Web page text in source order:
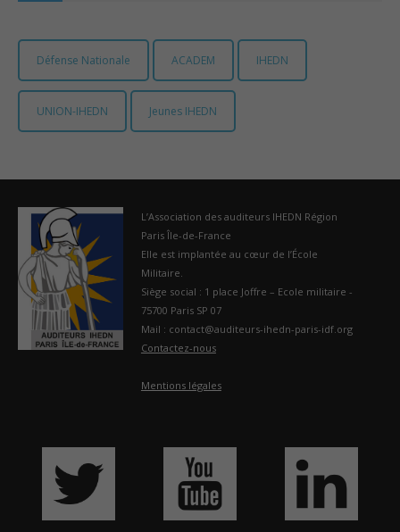
Défense Nationale ACADEM IHEDN
UNION-IHEDN Jeunes IHEDN
L’Association des auditeurs IHEDN Région
Paris Île-de-France
Elle est implantée au cœur de l’École
Militaire.
Siège social : 1 place Joffre – Ecole militaire -
75700 Paris SP 07
Mail : contact@auditeurs-ihedn-paris-idf.org
Contactez-nous
Mentions légales